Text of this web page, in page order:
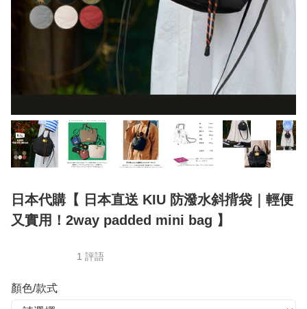
日本代購【 日本直送 KIU 防潑水斜揹袋｜輕便
又實用！2way padded mini bag 】
1 評語
顏色/款式